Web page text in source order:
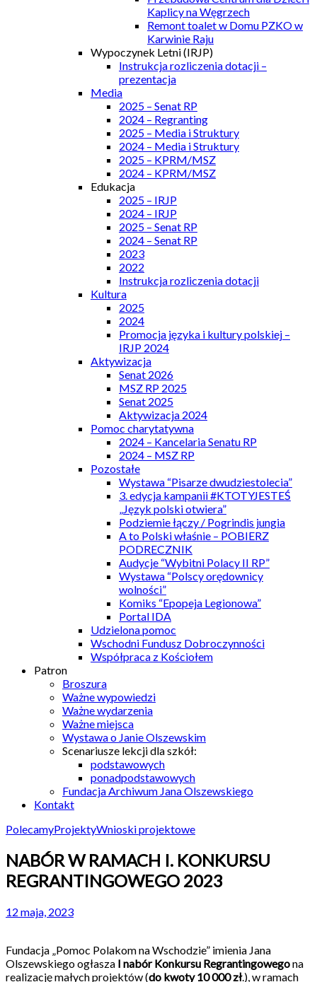
Kaplicy na Węgrzech
Remont toalet w Domu PZKO w
Karwinie Raju
Wypoczynek Letni (IRJP)
Instrukcja rozliczenia dotacji –
prezentacja
Media
2025 – Senat RP
2024 – Regranting
2025 – Media i Struktury
2024 – Media i Struktury
2025 – KPRM/MSZ
2024 – KPRM/MSZ
Edukacja
2025 – IRJP
2024 – IRJP
2025 – Senat RP
2024 – Senat RP
2023
2022
Instrukcja rozliczenia dotacji
Kultura
2025
2024
Promocja języka i kultury polskiej –
IRJP 2024
Aktywizacja
Senat 2026
MSZ RP 2025
Senat 2025
Aktywizacja 2024
Pomoc charytatywna
2024 – Kancelaria Senatu RP
2024 – MSZ RP
Pozostałe
Wystawa “Pisarze dwudziestolecia”
3. edycja kampanii #KTOTYJESTEŚ
„Język polski otwiera”
Podziemie łączy / Pogrindis jungia
A to Polski właśnie – POBIERZ
PODRECZNIK
Audycje “Wybitni Polacy II RP”
Wystawa “Polscy orędownicy
wolności”
Komiks “Epopeja Legionowa”
Portal IDA
Udzielona pomoc
Wschodni Fundusz Dobroczynności
Współpraca z Kościołem
Patron
Broszura
Ważne wypowiedzi
Ważne wydarzenia
Ważne miejsca
Wystawa o Janie Olszewskim
Scenariusze lekcji dla szkół:
podstawowych
ponadpodstawowych
Fundacja Archiwum Jana Olszewskiego
Kontakt
PolecamyProjektyWnioski projektowe
NABÓR W RAMACH I. KONKURSU
REGRANTINGOWEGO 2023
12 maja, 2023
Fundacja „Pomoc Polakom na Wschodzie” imienia Jana
Olszewskiego ogłasza I nabór Konkursu Regrantingowegona
realizację małych projektów (do kwoty 10 000 zł.), w ramach